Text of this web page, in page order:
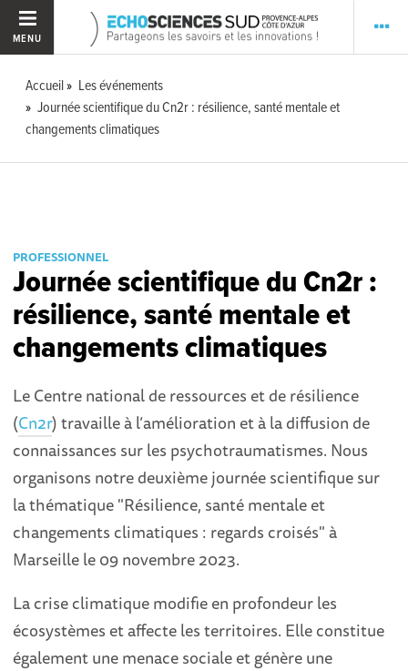
MENU
Accueil
Les événements
Journée scientifique du Cn2r : résilience, santé mentale et
changements climatiques
PROFESSIONNEL
Journée scientifique du Cn2r :
résilience, santé mentale et
changements climatiques
Le Centre national de ressources et de résilience
(Cn2r) travaille à l’amélioration et à la diffusion de
connaissances sur les psychotraumatismes. Nous
organisons notre deuxième journée scientifique sur
la thématique "Résilience, santé mentale et
changements climatiques : regards croisés" à
Marseille le 09 novembre 2023.
La crise climatique modifie en profondeur les
écosystèmes et affecte les territoires. Elle constitue
également une menace sociale et génère une